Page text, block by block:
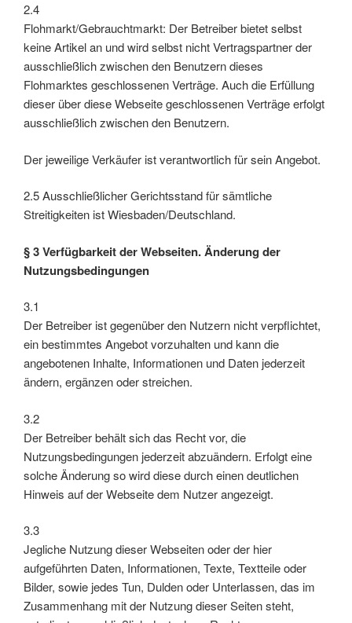
2.4
Flohmarkt/Gebrauchtmarkt: Der Betreiber bietet selbst
keine Artikel an und wird selbst nicht Vertragspartner der
ausschließlich zwischen den Benutzern dieses
Flohmarktes geschlossenen Verträge. Auch die Erfüllung
dieser über diese Webseite geschlossenen Verträge erfolgt
ausschließlich zwischen den Benutzern.
Der jeweilige Verkäufer ist verantwortlich für sein Angebot.
2.5 Ausschließlicher Gerichtsstand für sämtliche
Streitigkeiten ist Wiesbaden/Deutschland.
§ 3 Verfügbarkeit der Webseiten. Änderung der
Nutzungsbedingungen
3.1
Der Betreiber ist gegenüber den Nutzern nicht verpflichtet,
ein bestimmtes Angebot vorzuhalten und kann die
angebotenen Inhalte, Informationen und Daten jederzeit
ändern, ergänzen oder streichen.
3.2
Der Betreiber behält sich das Recht vor, die
Nutzungsbedingungen jederzeit abzuändern. Erfolgt eine
solche Änderung so wird diese durch einen deutlichen
Hinweis auf der Webseite dem Nutzer angezeigt.
3.3
Jegliche Nutzung dieser Webseiten oder der hier
aufgeführten Daten, Informationen, Texte, Textteile oder
Bilder, sowie jedes Tun, Dulden oder Unterlassen, das im
Zusammenhang mit der Nutzung dieser Seiten steht,